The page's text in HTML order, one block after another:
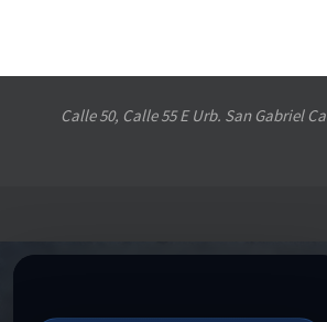
Calle 50, Calle 55 E Urb. San Gabriel